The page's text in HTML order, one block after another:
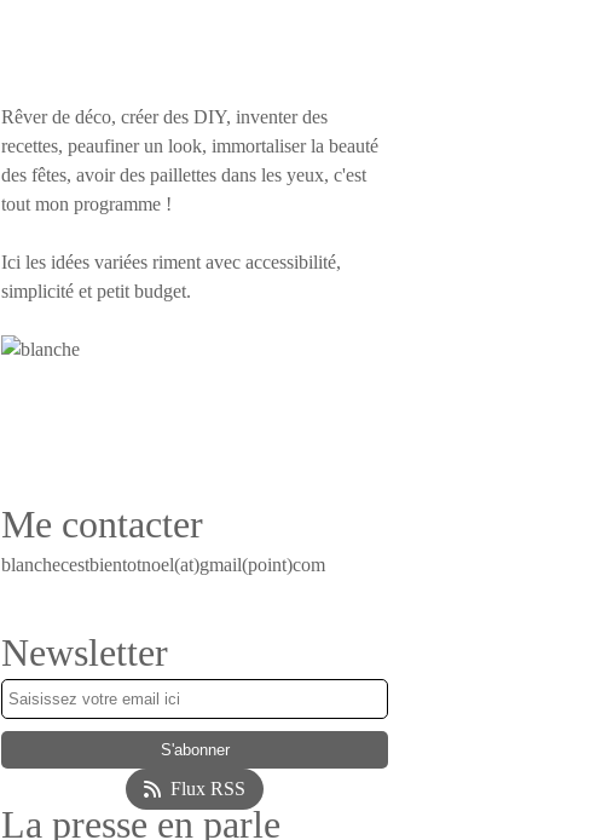
Rêver de déco, créer des DIY, inventer des
recettes, peaufiner un look, immortaliser la beauté
des fêtes, avoir des paillettes dans les yeux, c'est
tout mon programme !
Ici les idées variées riment avec accessibilité,
simplicité et petit budget.
Me contacter
blanchecestbientotnoel(at)gmail(point)com
Newsletter
Flux RSS
La presse en parle